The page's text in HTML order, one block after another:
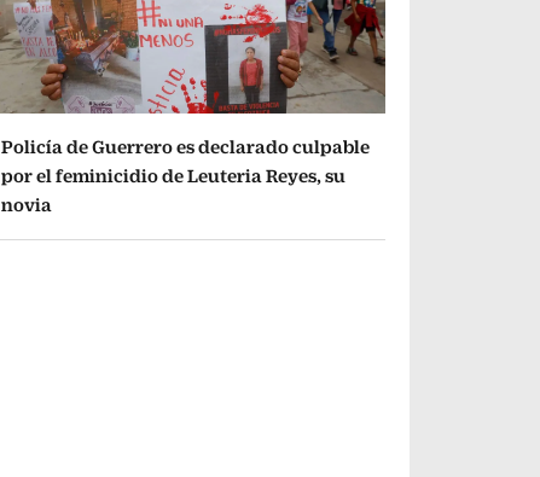
Policía de Guerrero es declarado culpable
por el feminicidio de Leuteria Reyes, su
novia